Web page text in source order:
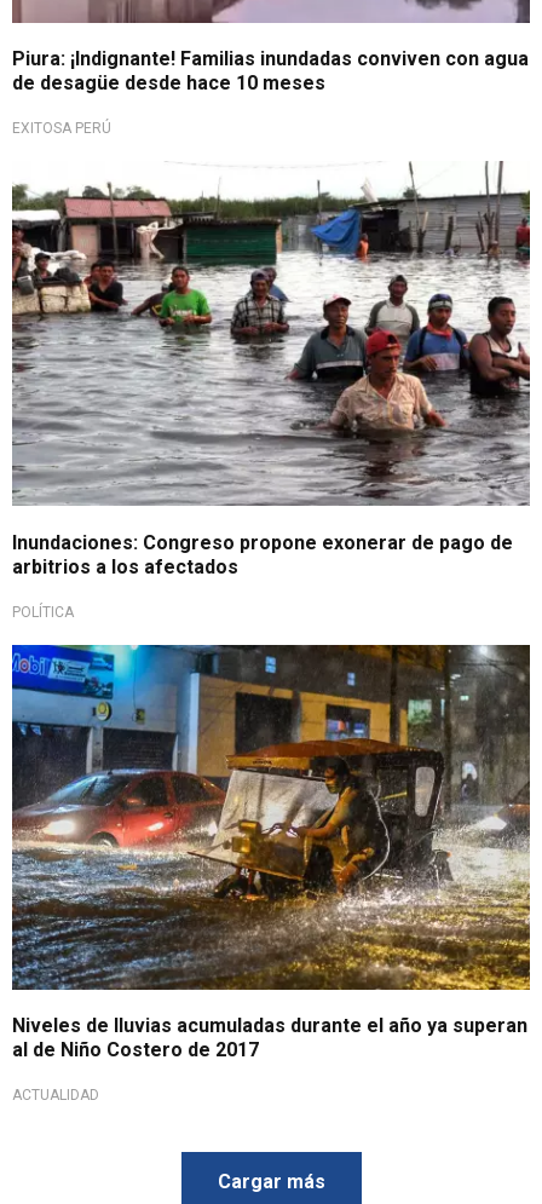
Piura: ¡Indignante! Familias inundadas conviven con agua
de desagüe desde hace 10 meses
EXITOSA PERÚ
Ciclón Yaku
Inundaciones: Congreso propone exonerar de pago de
arbitrios a los afectados
POLÍTICA
Se ha declarado alerta nivel 5 en varias regiones
Niveles de lluvias acumuladas durante el año ya superan
al de Niño Costero de 2017
ACTUALIDAD
Cargar más